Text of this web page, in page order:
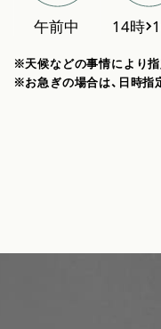
※天候などの事情により指
※お急ぎの場合は、日時指